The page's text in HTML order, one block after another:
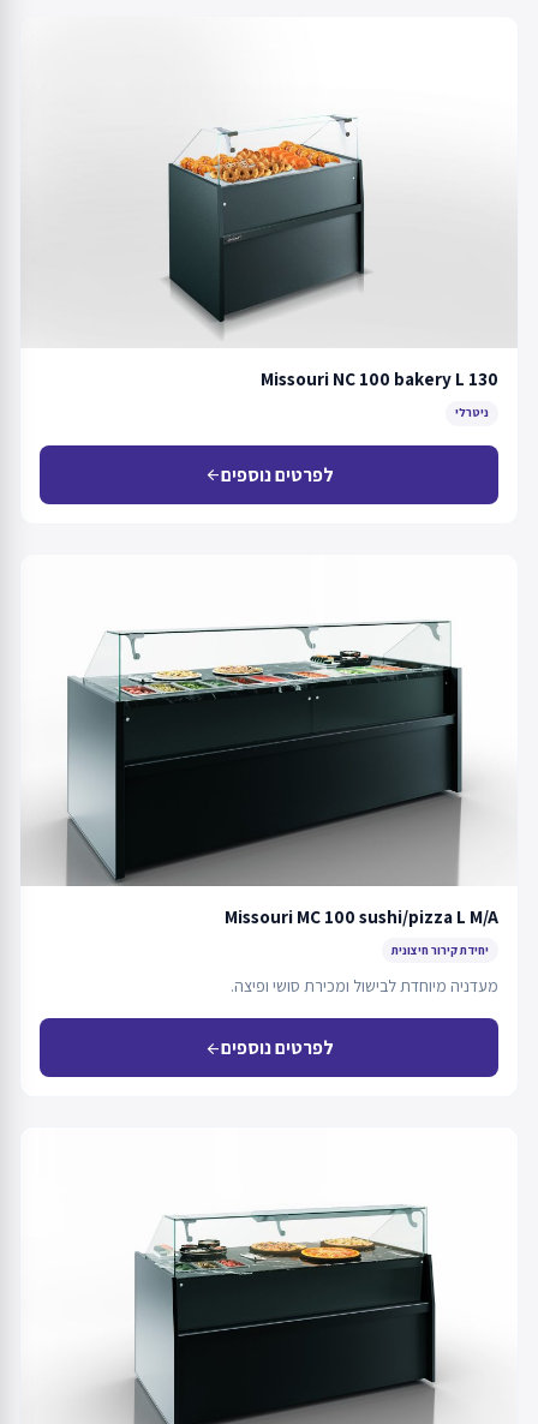
Missouri NC 100 bakery L 130
ניטרלי
לפרטים נוספיםarrow_back
Missouri MC 100 sushi/pizza L M/A
יחידת קירור חיצונית
מעדניה מיוחדת לבישול ומכירת סושי ופיצה.
לפרטים נוספיםarrow_back